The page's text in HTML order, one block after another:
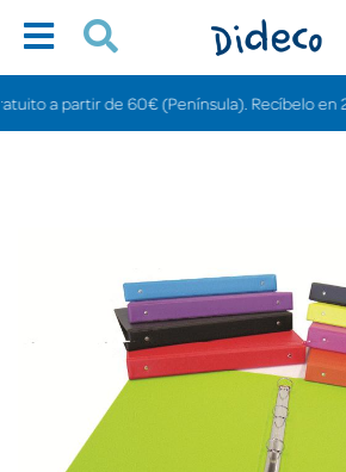
a partir de 60€ (Península). Recíbelo en 24/